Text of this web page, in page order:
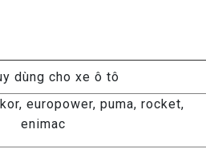
dùng cho xe ô tô
europower, puma, rocket,
enimac